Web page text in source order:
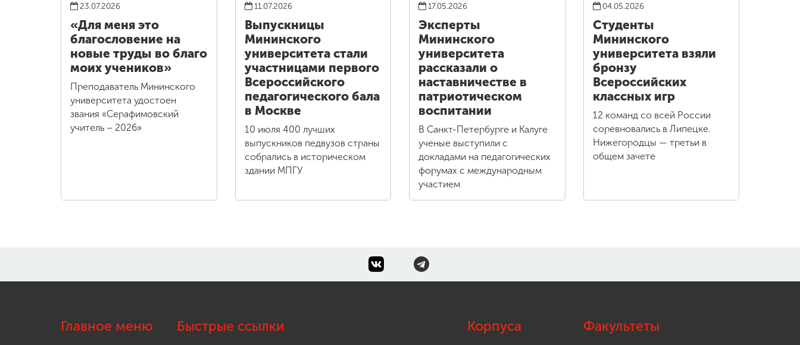
23.07.2026
«Для меня это
благословение на
новые труды во благо
моих учеников»
Преподаватель Мининского
университета удостоен
звания «Серафимовский
учитель – 2026»
11.07.2026
Выпускницы
Мининского
университета стали
участницами первого
Всероссийского
педагогического бала
в Москве
10 июля 400 лучших
выпускников педвузов страны
собрались в историческом
здании МПГУ
17.05.2026
Эксперты
Мининского
университета
рассказали о
наставничестве в
патриотическом
воспитании
В Санкт-Петербурге и Калуге
ученые выступили с
докладами на педагогических
форумах с международным
участием
04.05.2026
Студенты
Мининского
университета взяли
бронзу
Всероссийских
классных игр
12 команд со всей России
соревновались в Липецке.
Нижегородцы — третьи в
общем зачете
Главное меню Быстрые ссылки Корпуса Факультеты